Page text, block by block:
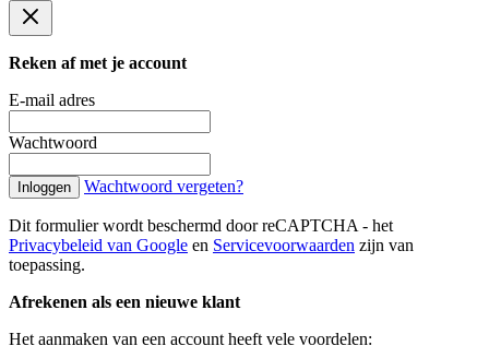
Reken af met je account
E-mail adres
Wachtwoord
Inloggen Wachtwoord vergeten?
Dit formulier wordt beschermd door reCAPTCHA - het
Privacybeleid van Google en Servicevoorwaarden zijn van
toepassing.
Afrekenen als een nieuwe klant
Het aanmaken van een account heeft vele voordelen: